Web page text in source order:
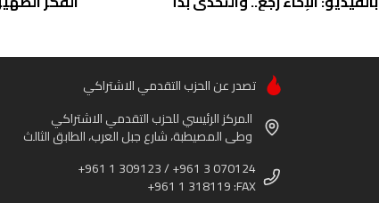
تصدر عن الحزب التقدمي الاشتراكي
المركز الرئيسي للحزب التقدمي الاشتراكي
وطى المصيطبة، شارع جبل العرب، الطابق الثالث
+961 1 309123 / +961 3 070124
+961 1 318119 :FAX